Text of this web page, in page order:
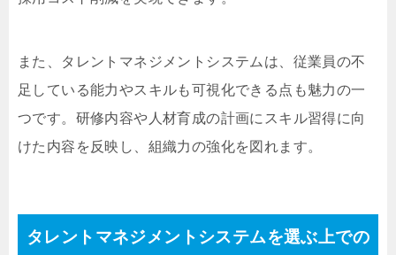
また、タレントマネジメントシステムは、従業員の不
足している能力やスキルも可視化できる点も魅力の一
つです。研修内容や人材育成の計画にスキル習得に向
けた内容を反映し、組織力の強化を図れます。
タレントマネジメントシステムを選ぶ上での